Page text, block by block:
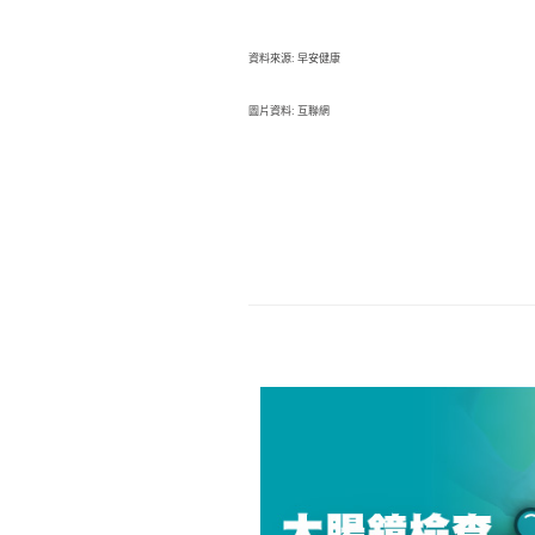
資料來源: 早安健康
圖片資料: 互聯網